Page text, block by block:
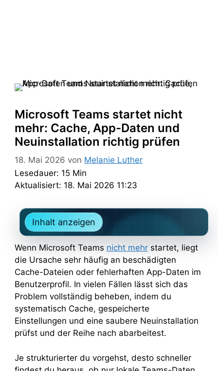
Microsoft Teams startet nicht
mehr: Cache, App-Daten und
Neuinstallation richtig prüfen
18. Mai 2026 von Melanie Luther
Lesedauer: 15 Min
Aktualisiert: 18. Mai 2026 11:23
Inhalt anzeigen
Wenn Microsoft Teams nicht mehr startet, liegt
die Ursache sehr häufig an beschädigten
Cache-Dateien oder fehlerhaften App-Daten im
Benutzerprofil. In vielen Fällen lässt sich das
Problem vollständig beheben, indem du
systematisch Cache, gespeicherte
Einstellungen und eine saubere Neuinstallation
prüfst und der Reihe nach abarbeitest.
Je strukturierter du vorgehst, desto schneller